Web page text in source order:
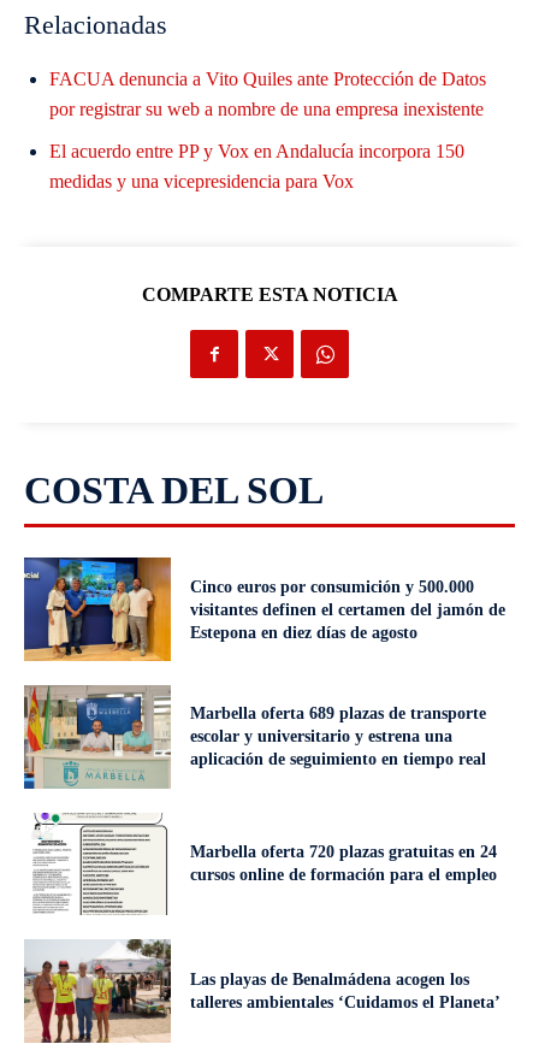
Relacionadas
FACUA denuncia a Vito Quiles ante Protección de Datos
por registrar su web a nombre de una empresa inexistente
El acuerdo entre PP y Vox en Andalucía incorpora 150
medidas y una vicepresidencia para Vox
COMPARTE ESTA NOTICIA
COSTA DEL SOL
Cinco euros por consumición y 500.000
visitantes definen el certamen del jamón de
Estepona en diez días de agosto
Marbella oferta 689 plazas de transporte
escolar y universitario y estrena una
aplicación de seguimiento en tiempo real
Marbella oferta 720 plazas gratuitas en 24
cursos online de formación para el empleo
Las playas de Benalmádena acogen los
talleres ambientales ‘Cuidamos el Planeta’